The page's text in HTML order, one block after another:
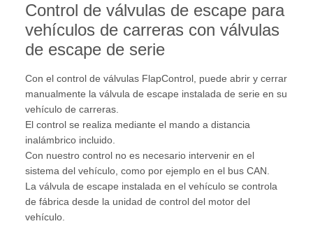
Control de válvulas de escape para
vehículos de carreras con válvulas
de escape de serie
Con el control de válvulas FlapControl, puede abrir y cerrar
manualmente la válvula de escape instalada de serie en su
vehículo de carreras.
El control se realiza mediante el mando a distancia
inalámbrico incluido.
Con nuestro control no es necesario intervenir en el
sistema del vehículo, como por ejemplo en el bus CAN.
La válvula de escape instalada en el vehículo se controla
de fábrica desde la unidad de control del motor del
vehículo.